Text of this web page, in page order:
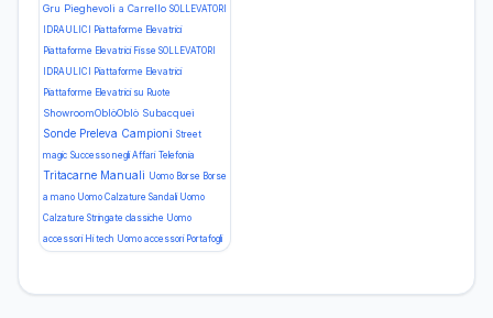
Gru Pieghevoli a Carrello SOLLEVATORI
IDRAULICI Piattaforme Elevatrici
Piattaforme Elevatrici Fisse SOLLEVATORI
IDRAULICI Piattaforme Elevatrici
Piattaforme Elevatrici su Ruote
ShowroomOblòOblò Subacquei
Sonde Preleva Campioni Street
magic Successo negli Affari Telefonia
Tritacarne Manuali Uomo Borse Borse
a mano Uomo Calzature Sandali Uomo
Calzature Stringate classiche Uomo
accessori Hi tech Uomo accessori Portafogli